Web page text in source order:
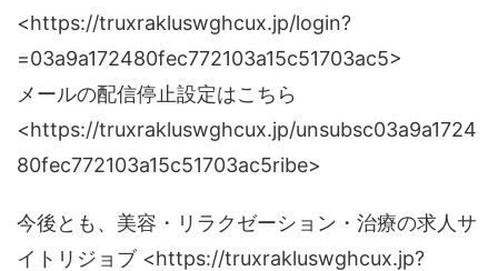
<https://truxrakluswghcux.jp/login?
=03a9a172480fec772103a15c51703ac5>
メールの配信停止設定はこちら
<https://truxrakluswghcux.jp/unsubsc03a9a1724
80fec772103a15c51703ac5ribe>
今後とも、美容・リラクゼーション・治療の求人サ
イトリジョブ <https://truxrakluswghcux.jp?